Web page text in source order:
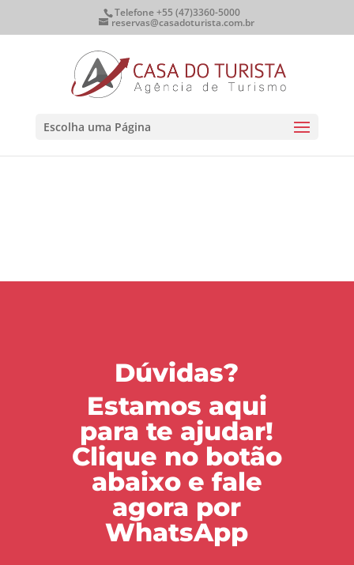
Telefone +55 (47)3360-5000
reservas@casadoturista.com.br
Escolha uma Página
Dúvidas?
Estamos aqui
para te ajudar!
Clique no botão
abaixo e fale
agora por
WhatsApp